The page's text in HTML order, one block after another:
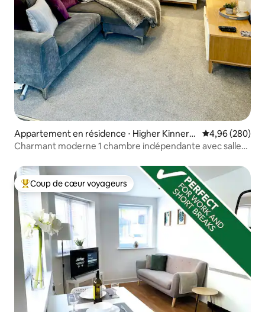
Appartement en résidence ⋅ Higher Kinnert
on
Évaluation
4,96 (280)
Charmant moderne 1 chambre indépendante avec salle
Coups de cœur voyageurs les plus appréciés
Coup de cœur voyageurs